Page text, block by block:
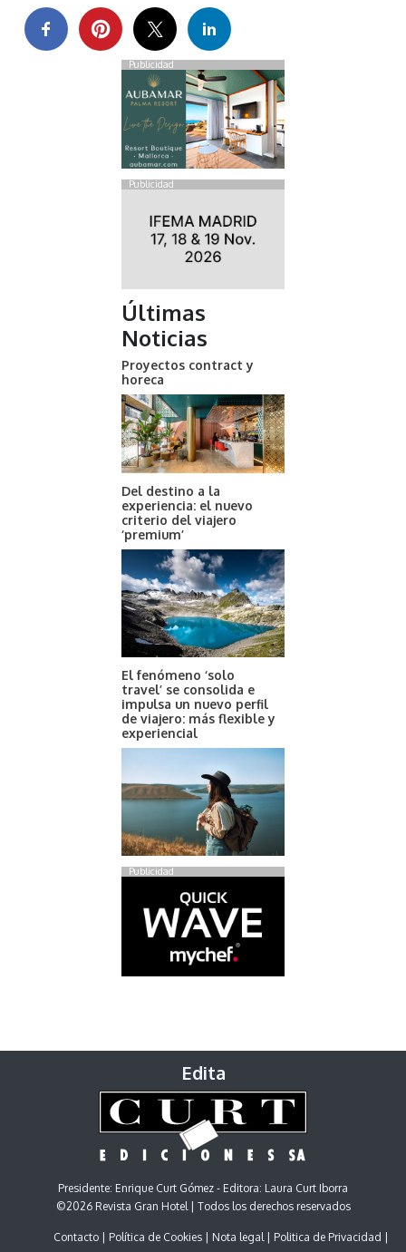
Publicidad
Publicidad
Últimas
Noticias
Proyectos contract y
horeca
Del destino a la
experiencia: el nuevo
criterio del viajero
‘premium’
El fenómeno ‘solo
travel’ se consolida e
impulsa un nuevo perfil
de viajero: más flexible y
experiencial
Publicidad
Edita
Presidente: Enrique Curt Gómez - Editora: Laura Curt Iborra
©2026 Revista Gran Hotel | Todos los derechos reservados
Contacto Política de Cookies Nota legal Politica de Privacidad